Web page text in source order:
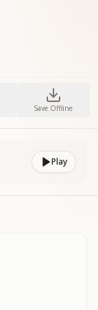
Save Offline
Play